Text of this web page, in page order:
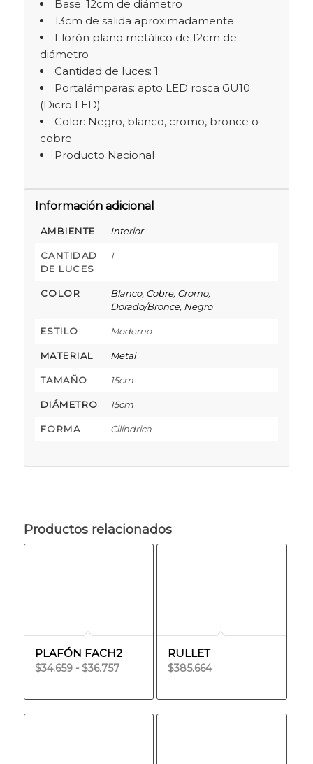
Base: 12cm de diámetro
13cm de salida aproximadamente
Florón plano metálico de 12cm de
diámetro
Cantidad de luces: 1
Portalámparas: apto LED rosca GU10
(Dicro LED)
Color: Negro, blanco, cromo, bronce o
cobre
Producto Nacional
Información adicional
AMBIENTE Interior
CANTIDAD
DE LUCES
1
COLOR Blanco, Cobre, Cromo,
Dorado/Bronce, Negro
ESTILO Moderno
MATERIAL Metal
TAMAÑO 15cm
DIÁMETRO 15cm
FORMA Cilíndrica
Productos relacionados
PLAFÓN FACH2
$34.659 - $36.757Rango
precios:
desde
RULLET
$385.664